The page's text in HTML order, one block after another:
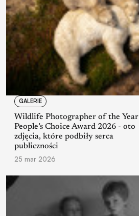
GALERIE
Wildlife Photographer of the Year
People’s Choice Award 2026 - oto
zdjęcia, które podbiły serca
publiczności
25 mar 2026